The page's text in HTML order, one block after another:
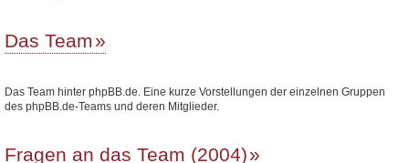
Das Team
Das Team hinter phpBB.de. Eine kurze Vorstellungen der einzelnen Gruppen
des phpBB.de-Teams und deren Mitglieder.
Fragen an das Team (2004)